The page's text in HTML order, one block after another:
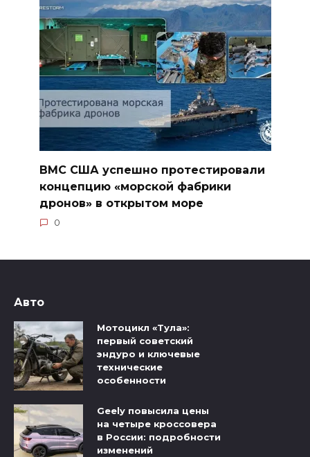
ВМС США успешно протестировали
концепцию «морской фабрики
дронов» в открытом море
0
Авто
Мотоцикл «Тула»:
первый советский
эндуро и ключевые
технические
особенности
Geely повысила цены
на четыре кроссовера
в России: подробности
изменений